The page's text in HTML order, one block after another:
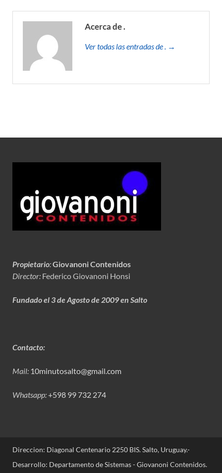
Acerca de .
Ver todas las entradas de . →
Propietario:Giovanoni Contenidos
Director: Federico Giovanoni Honsi
Fundado el 3 de Agosto de 2009 en Salto
Contacto:
Mail: 10minutosalto@gmail.com
Whatsapp:+598 99 732 274
Direccion: Diagonal Centenario 2250 BIS. Salto, Uruguay.-
Desarrollo: Departamento de Sistemas - Giovanoni Contenidos.